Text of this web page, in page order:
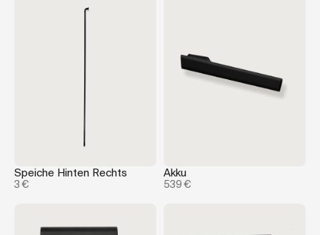
Speiche Hinten Rechts
3 €
Akku
539 €